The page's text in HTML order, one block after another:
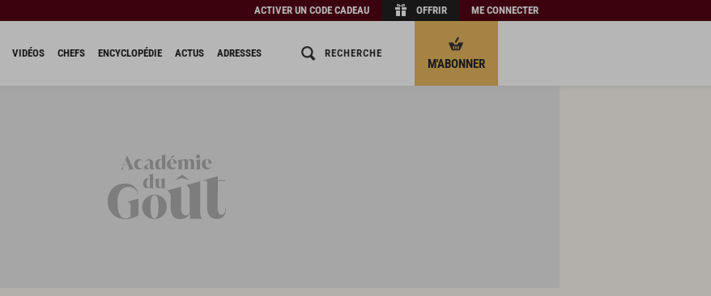
ACTIVER UN CODE CADEAU OFFRIR ME CONNECTER
VIDÉOS CHEFS ENCYCLOPÉDIE ACTUS ADRESSES RECHERCHE
M'ABONNER